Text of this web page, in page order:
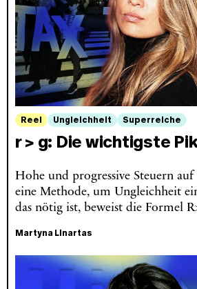
Reel Ungleichheit Superreiche
r > g: Die wichtigste
Hohe und progressive Steuern
eine Methode, um Ungleichheit
das nötig ist, beweist die Formel
Martyna Linartas